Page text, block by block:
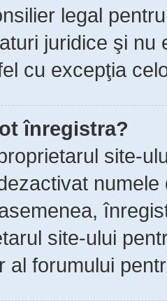
legal
juridice şi
cu excepţia
înregistra?
site-
site-ului
al forumului